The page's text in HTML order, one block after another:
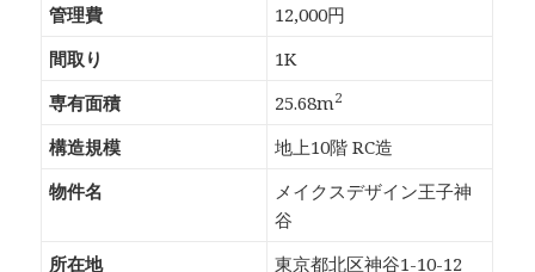
管理費
12,000円
間取り
1K
専有面積
25.68m2
構造規模
地上10階 RC造
物件名
メイクスデザイン王子神
谷
所在地
東京都北区神谷1-10-12